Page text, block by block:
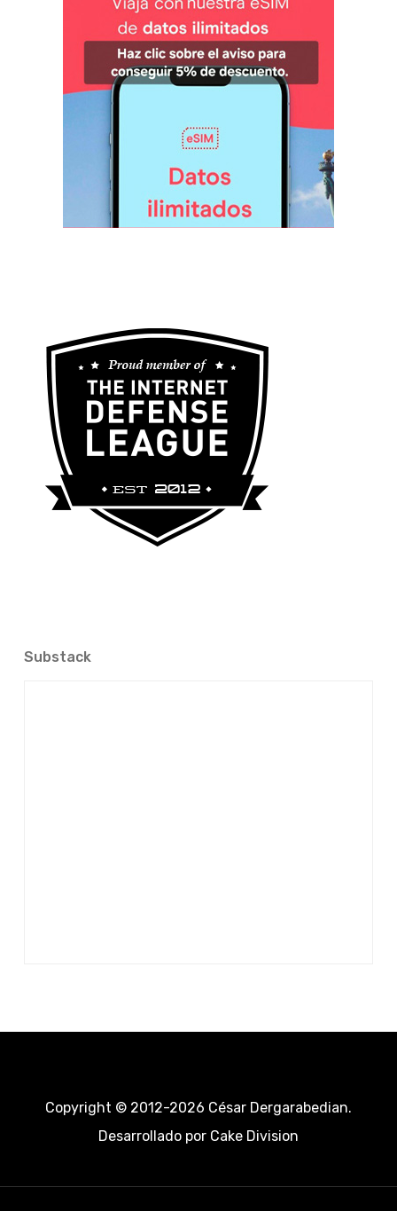
Substack
Copyright © 2012-2026 César Dergarabedian.
Desarrollado porCake Division